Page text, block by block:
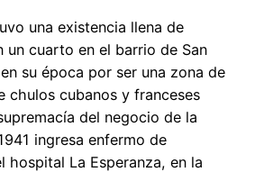
una existencia llena de
un cuarto en el barrio de San
su época por ser una zona de
chulos cubanos y franceses
del negocio de la
ingresa enfermo de
hospital La Esperanza, en la